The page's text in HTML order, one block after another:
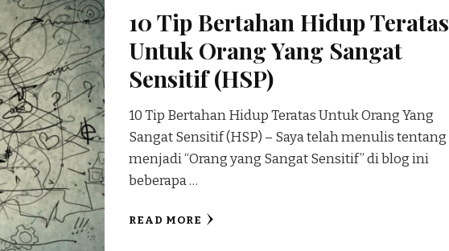
10 Tip Bertahan Hidup Teratas
Untuk Orang Yang Sangat
Sensitif (HSP)
10 Tip Bertahan Hidup Teratas Untuk Orang Yang
Sangat Sensitif (HSP) – Saya telah menulis tentang
menjadi “Orang yang Sangat Sensitif” di blog ini
beberapa …
READ MORE